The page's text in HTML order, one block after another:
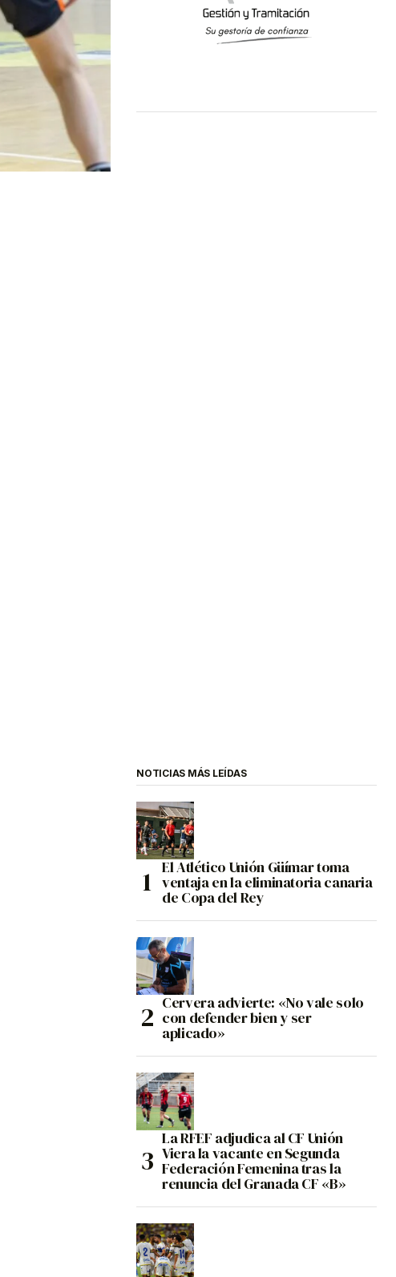
NOTICIAS MÁS LEÍDAS
El Atlético Unión Güímar toma
ventaja en la eliminatoria canaria
de Copa del Rey
Cervera advierte: «No vale solo
con defender bien y ser
aplicado»
La RFEF adjudica al CF Unión
Viera la vacante en Segunda
Federación Femenina tras la
renuncia del Granada CF «B»